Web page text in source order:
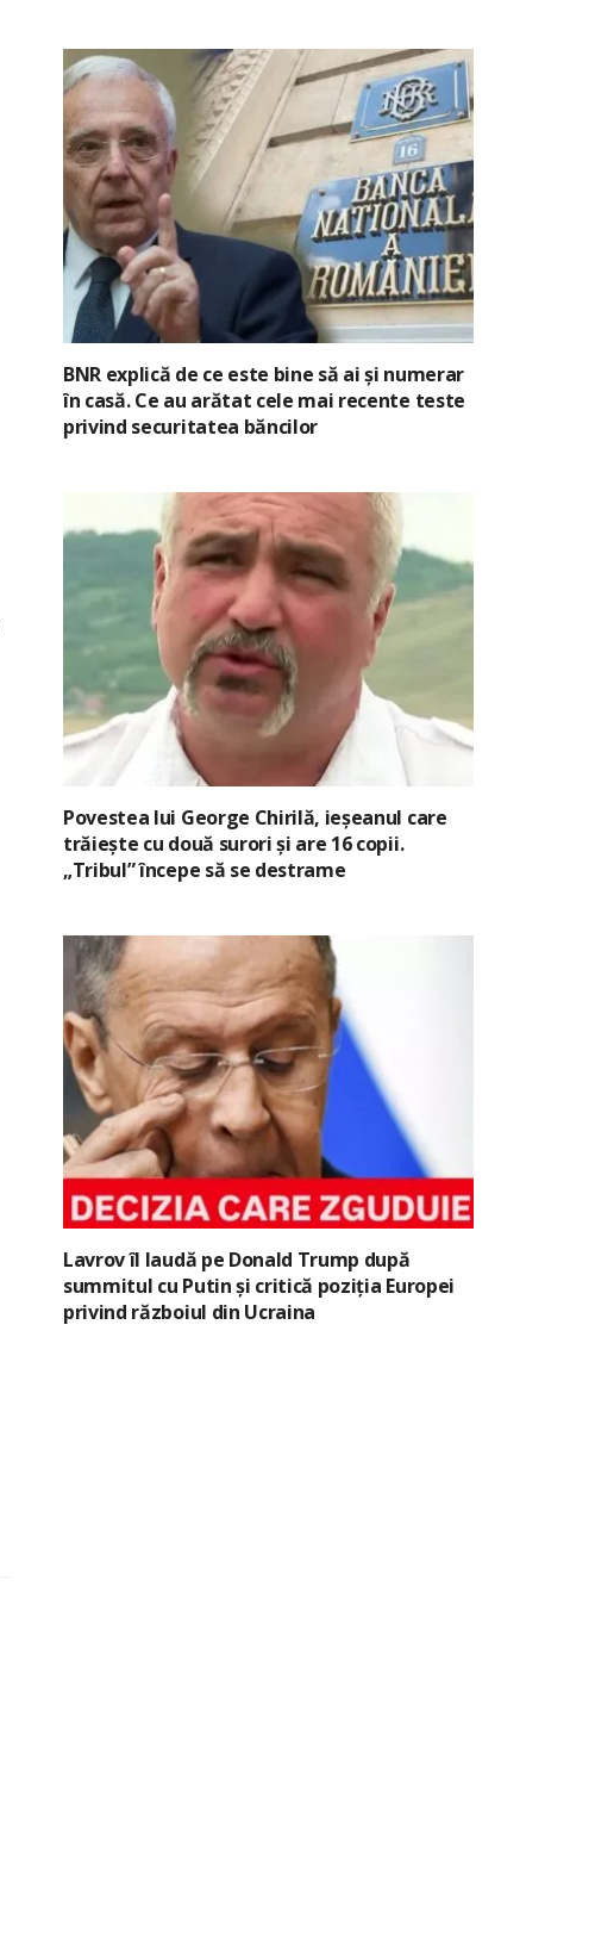
BNR explică de ce este bine să ai și numerar
în casă. Ce au arătat cele mai recente teste
privind securitatea băncilor
Povestea lui George Chirilă, ieșeanul care
trăiește cu două surori și are 16 copii.
„Tribul” începe să se destrame
Lavrov îl laudă pe Donald Trump după
summitul cu Putin și critică poziția Europei
privind războiul din Ucraina